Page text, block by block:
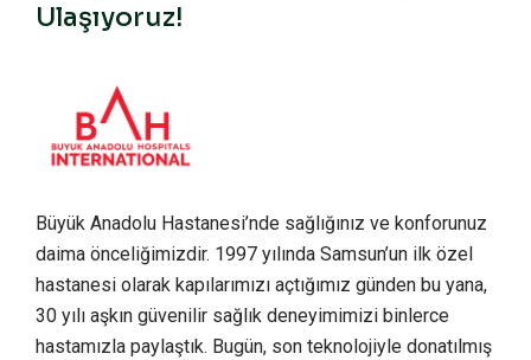
Ulaşıyoruz!
Büyük Anadolu Hastanesi’nde sağlığınız ve konforunuz
daima önceliğimizdir. 1997 yılında Samsun’un ilk özel
hastanesi olarak kapılarımızı açtığımız günden bu yana,
30 yılı aşkın güvenilir sağlık deneyimimizi binlerce
hastamızla paylaştık. Bugün, son teknolojiyle donatılmış